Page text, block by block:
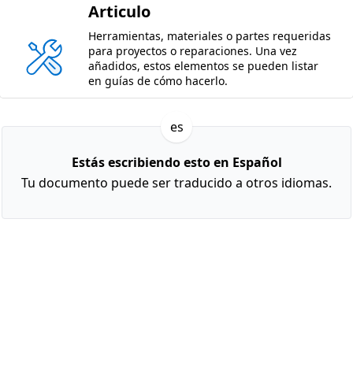
Articulo
Herramientas, materiales o partes requeridas
para proyectos o reparaciones. Una vez
añadidos, estos elementos se pueden listar
en guías de cómo hacerlo.
es
Estás escribiendo esto en Español
Tu documento puede ser traducido a otros idiomas.